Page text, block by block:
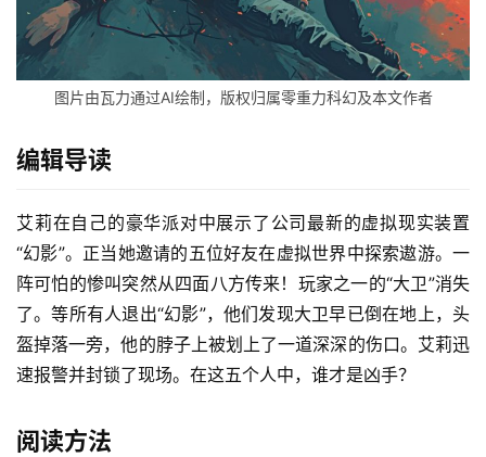
图片由瓦力通过AI绘制，版权归属零重力科幻及本文作者
编辑导读
艾莉在自己的豪华派对中展示了公司最新的虚拟现实装置
“幻影”。正当她邀请的五位好友在虚拟世界中探索遨游。一
阵可怕的惨叫突然从四面八方传来！玩家之一的“大卫”消失
了。等所有人退出“幻影”，他们发现大卫早已倒在地上，头
盔掉落一旁，他的脖子上被划上了一道深深的伤口。艾莉迅
速报警并封锁了现场。在这五个人中，谁才是凶手？
阅读方法